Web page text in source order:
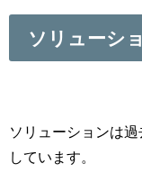
ソリューシ
ソリューションは
しています。